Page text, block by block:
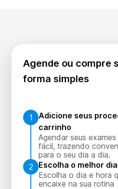
Agende ou compre
forma simples
1
Adicione seus
carrinho
Agendar seus
fácil, trazendo
para o seu dia a dia.
2
Escolha o melhor
Escolha o dia e hora
encaixe na sua rotina